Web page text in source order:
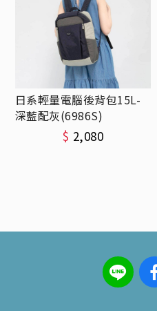
日系輕量電腦後背包15L-
深藍配灰(6986S)
$ 2,080